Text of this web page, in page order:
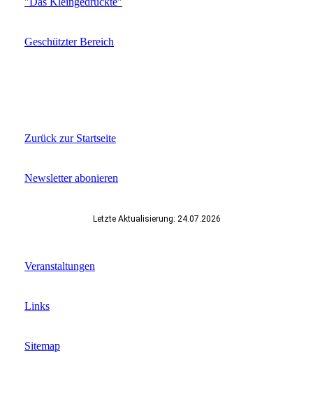
Geschützter Bereich
Zurück zur Startseite
Newsletter abonieren
Letzte Aktualisierung: 24.07.2026
Veranstaltungen
Links
Sitemap